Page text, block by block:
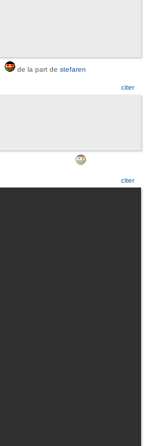
de la part de stefaren
citer
citer